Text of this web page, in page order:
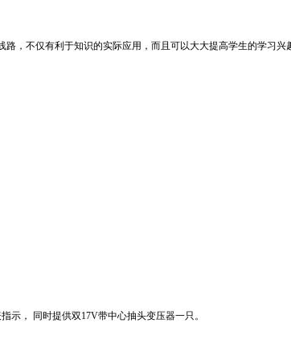
，不仅有利于知识的实际应用，而且可以大大提高学生的学习兴
指示， 同时提供双17V带中心抽头变压器一只。